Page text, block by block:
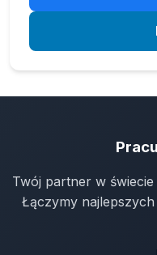
Twój partner w
Łączymy